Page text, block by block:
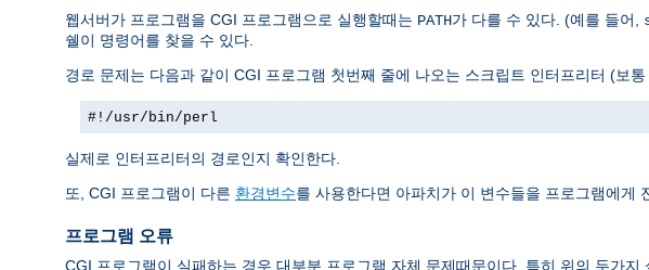
웹서버가 프로그램을 CGI 프로그램으로 실행할때는 PATH가 다를 수 있다. (예를 들어,
쉘이 명령어를 찾을 수 있다.
경로 문제는 다음과 같이 CGI 프로그램 첫번째 줄에 나오는 스크립트 인터프리터 (보통
#!/usr/bin/perl
실제로 인터프리터의 경로인지 확인한다.
또, CGI 프로그램이 다른 환경변수를 사용한다면 아파치가 이 변수들을 프로그램에게
프로그램 오류
CGI 프로그램이 실패하는 경우 대부분 프로그램 자체 문제때문이다. 특히 위의 두가